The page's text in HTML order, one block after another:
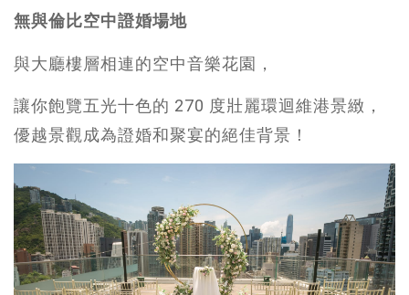
無與倫比空中證婚場地
與大廳樓層相連的空中音樂花園，
讓你飽覽五光十色的 270 度壯麗環迴維港景緻，
優越景觀成為證婚和聚宴的絕佳背景！